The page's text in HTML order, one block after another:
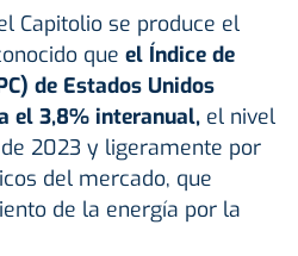
Capitolio se produce el
que el Índice de
de Estados Unidos
el 3,8% interanual, el nivel
2023 y ligeramente por
del mercado, que
de la energía por la